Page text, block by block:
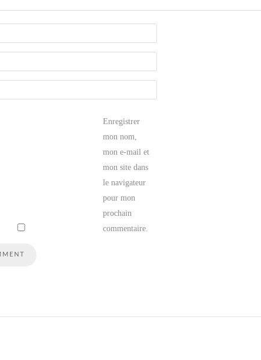
Enregistrer
mon nom,
mon e-mail et
mon site dans
le navigateur
pour mon
prochain
commentaire.